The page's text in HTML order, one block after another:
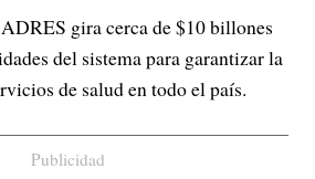
gira cerca de $10 billones
del sistema para garantizar la
de salud en todo el país.
Publicidad